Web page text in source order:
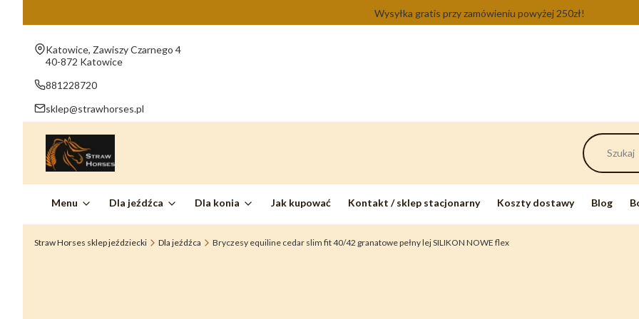
Wysyłka gratis przy zamówieniu powyżej 250zł!
Adres:
Katowice, Zawiszy Czarnego 4
40-872 Katowice
881228720
sklep@strawhorses.pl
Menu Dla jeźdźca Dla konia Jak kupować Kontakt / sklep stacjonarny Koszty dostawy Blog
Straw Horses sklep jeździecki Dla jeźdźca Bryczesy equiline cedar slim fit 40/42 granatowe pełny lej SILIKON NOWE flex